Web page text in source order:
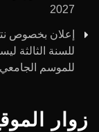
2027
إعلان بخصوص
للسنة الثالثة
للموسم الجامعي 2026-2027
زوار